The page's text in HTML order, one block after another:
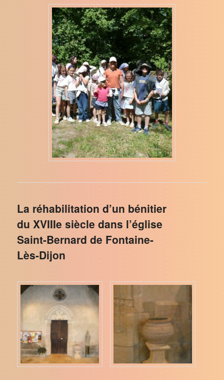
La réhabilitation d’un bénitier
du XVIIIe siècle dans l’église
Saint-Bernard de Fontaine-
Lès-Dijon